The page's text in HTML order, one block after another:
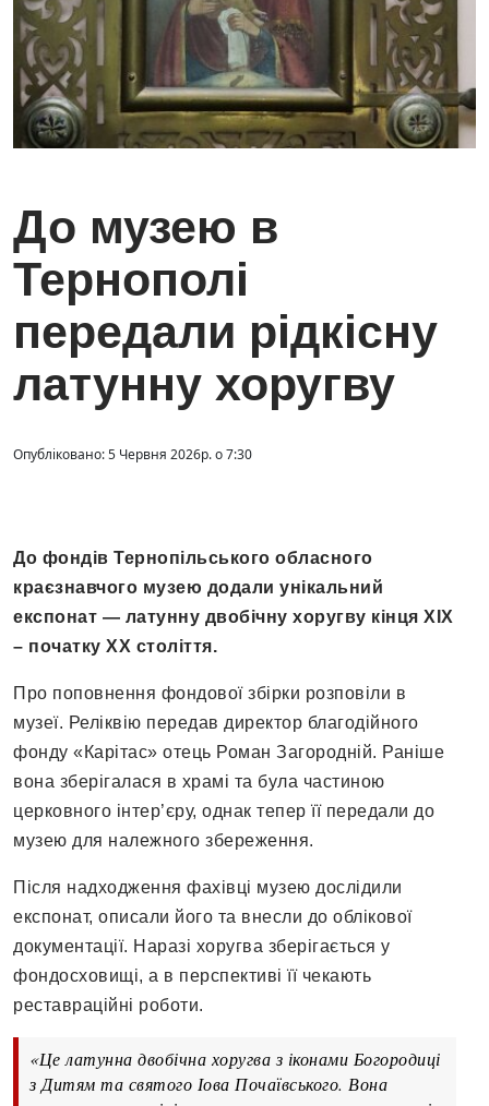
До музею в
Тернополі
передали рідкісну
латунну хоругву
Опубліковано: 5 Червня 2026р. о 7:30
До фондів Тернопільського обласного
краєзнавчого музею додали унікальний
експонат — латунну двобічну хоругву кінця ХІХ
– початку ХХ століття.
Про поповнення фондової збірки розповіли в
музеї. Реліквію передав директор благодійного
фонду «Карітас» отець Роман Загородній. Раніше
вона зберігалася в храмі та була частиною
церковного інтер’єру, однак тепер її передали до
музею для належного збереження.
Після надходження фахівці музею дослідили
експонат, описали його та внесли до облікової
документації. Наразі хоругва зберігається у
фондосховищі, а в перспективі її чекають
реставраційні роботи.
«Це латунна двобічна хоругва з іконами Богородиці
з Дитям та святого Іова Почаївського. Вона